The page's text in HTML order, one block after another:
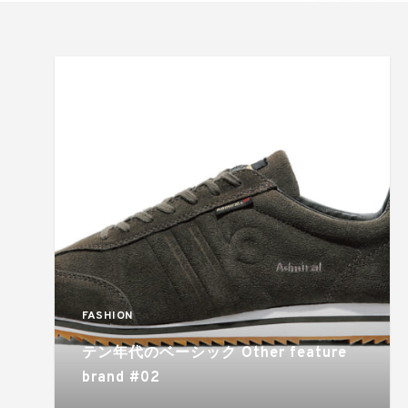
FASHION
テン年代のベーシック Other feature
brand #02